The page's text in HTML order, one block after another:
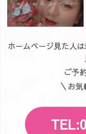
ホームページ見た人
ご予
＼お